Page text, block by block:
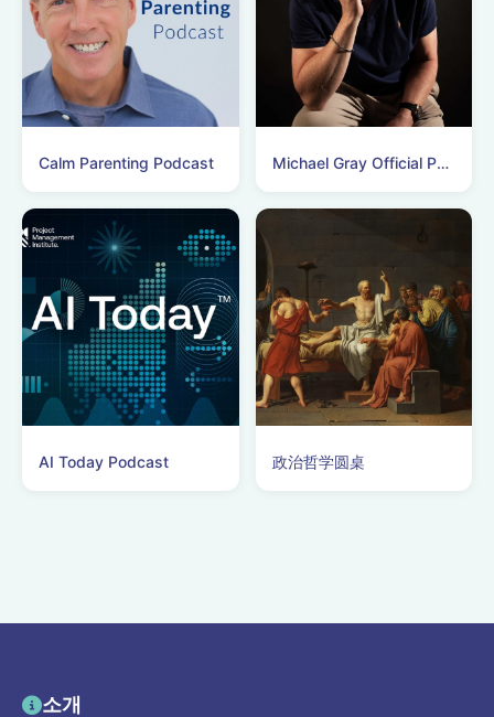
Calm Parenting Podcast Michael Gray Official Podcasts
AI Today Podcast 政治哲学圆桌
소개